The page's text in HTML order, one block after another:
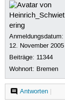
Anmeldungsdatum:
12. November 2005
Beiträge: 11344
Wohnort: Bremen
Antworten|